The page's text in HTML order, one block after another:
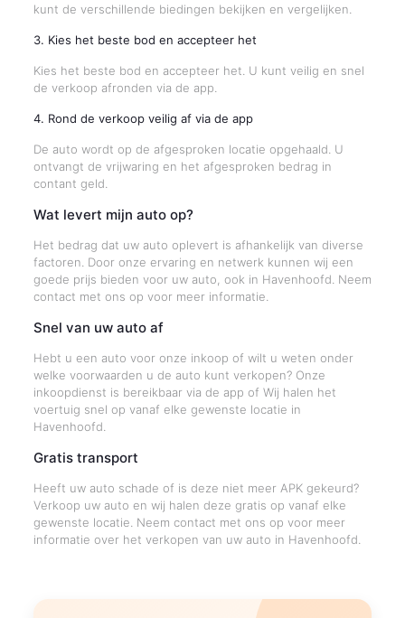
kunt de verschillende biedingen bekijken en vergelijken.
3. Kies het beste bod en accepteer het
Kies het beste bod en accepteer het. U kunt veilig en snel
de verkoop afronden via de app.
4. Rond de verkoop veilig af via de app
De auto wordt op de afgesproken locatie opgehaald. U
ontvangt de vrijwaring en het afgesproken bedrag in
contant geld.
Wat levert mijn auto op?
Het bedrag dat uw auto oplevert is afhankelijk van diverse
factoren. Door onze ervaring en netwerk kunnen wij een
goede prijs bieden voor uw auto, ook in Havenhoofd. Neem
contact met ons op voor meer informatie.
Snel van uw auto af
Hebt u een auto voor onze inkoop of wilt u weten onder
welke voorwaarden u de auto kunt verkopen? Onze
inkoopdienst is bereikbaar via de app of Wij halen het
voertuig snel op vanaf elke gewenste locatie in
Havenhoofd.
Gratis transport
Heeft uw auto schade of is deze niet meer APK gekeurd?
Verkoop uw auto en wij halen deze gratis op vanaf elke
gewenste locatie. Neem contact met ons op voor meer
informatie over het verkopen van uw auto in Havenhoofd.